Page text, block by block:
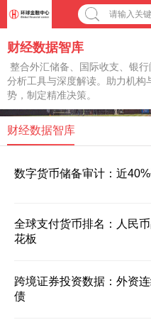
请输入关
财经数据智库
整合外汇储备、国际收支、银
分析工具与深度解读。助力机构
势，制定精准决策。
财经数据智库
数字货币储备审计：近
全球支付货币排名：人民
花板
跨境证券投资数据：外资
债